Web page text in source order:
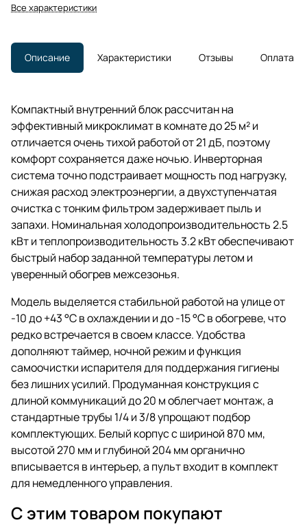
Все характеристики
Описание Характеристики Отзывы Оплата
Компактный внутренний блок рассчитан на
эффективный микроклимат в комнате до 25 м² и
отличается очень тихой работой от 21 дБ, поэтому
комфорт сохраняется даже ночью. Инверторная
система точно подстраивает мощность под нагрузку,
снижая расход электроэнергии, а двухступенчатая
очистка с тонким фильтром задерживает пыль и
запахи. Номинальная холодопроизводительность 2.5
кВт и теплопроизводительность 3.2 кВт обеспечивают
быстрый набор заданной температуры летом и
уверенный обогрев межсезонья.
Модель выделяется стабильной работой на улице от
-10 до +43 °C в охлаждении и до -15 °C в обогреве, что
редко встречается в своем классе. Удобства
дополняют таймер, ночной режим и функция
самоочистки испарителя для поддержания гигиены
без лишних усилий. Продуманная конструкция с
длиной коммуникаций до 20 м облегчает монтаж, а
стандартные трубы 1/4 и 3/8 упрощают подбор
комплектующих. Белый корпус с шириной 870 мм,
высотой 270 мм и глубиной 204 мм органично
вписывается в интерьер, а пульт входит в комплект
для немедленного управления.
С этим товаром покупают